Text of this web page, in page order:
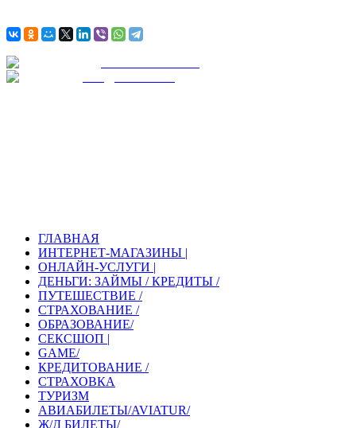
ГЛАВНАЯ
ИНТЕРНЕТ-МАГАЗИНЫ |
ОНЛАЙН-УСЛУГИ |
ДЕНЬГИ: ЗАЙМЫ / КРЕДИТЫ /
ПУТЕШЕСТВИЕ /
СТРАХОВАНИЕ /
ОБРАЗОВАНИЕ/
СЕКСШОП |
GAME/
КРЕДИТОВАНИЕ /
СТРАХОВКА
ТУРИЗМ
АВИАБИЛЕТЫ/AVIATUR/
Ж/Д БИЛЕТЫ/